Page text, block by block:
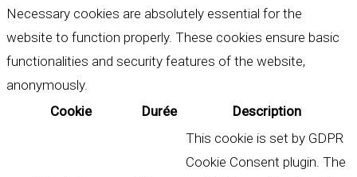
Necessary cookies are absolutely essential for the
website to function properly. These cookies ensure basic
functionalities and security features of the website,
anonymously.
Cookie
Durée Description
This cookie is set by GDPR
Cookie Consent plugin. The